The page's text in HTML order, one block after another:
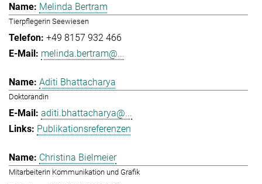
Melinda Bertram
Tierpflegerin Seewiesen
+49 8157 932 466
melinda.bertram@...
Aditi Bhattacharya
Doktorandin
aditi.bhattacharya@...
Publikationsreferenzen
Christina Bielmeier
Mitarbeiterin Kommunikation und Grafik